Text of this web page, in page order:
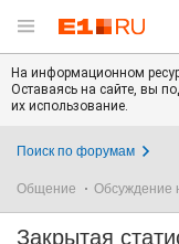
На информационном
Оставаясь на сайте, вы
их использование.
Поиск по форумам
Общение Обсуждение
Закрытая